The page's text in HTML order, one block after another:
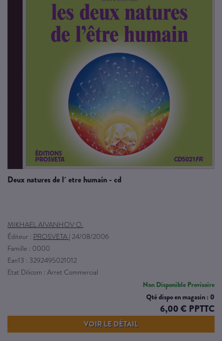
deux natures de l´ etre humain - cd
MIKHAEL AIVANHOV O.
Éditeur : PROSVETA | 24/08/2006
Famille : 0000
Ean13 : 3292495021012
Etat Dilicom : Arret Commercial
Non Disponible Provisoire
Qté dispo en magasin : 0
6,00 € PPTTC
VOIR LE DÉTAIL